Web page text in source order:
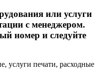
или услуги
с менеджером.
номер и следуйте
услуги печати, расходные